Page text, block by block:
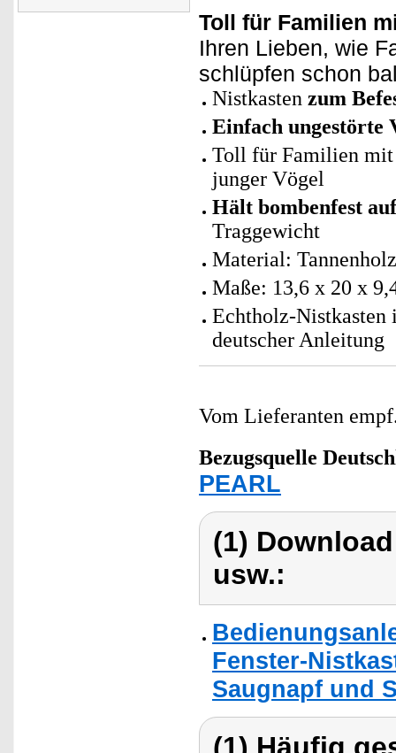
Toll für Familien
Ihren Lieben, wie
schlüpfen schon
Nistkasten zum
Einfach ungestörte
Toll für Familien
junger Vögel
Hält bombenfest
Traggewicht
Material:
Maße: 13,6 x 20 x
Echtholz-Nistkasten
deutscher Anleitung
Vom Lieferanten
Bezugsquelle
PEARL
(1)
usw.:
Fenster-
Saugnapf und